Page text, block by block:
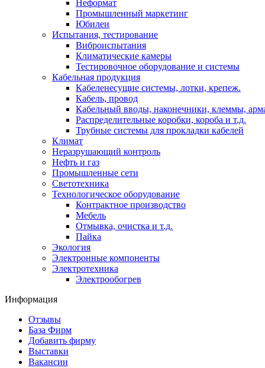
Неформат
Промышленный маркетинг
Юбилеи
Испытания, тестирование
Виброиспытания
Климатические камеры
Тестировочное оборудование и системы
Кабельная продукция
Кабеленесущие системы, лотки, крепеж.
Кабель, провод
Кабельный вводы, наконечники, клеммы,
Распределительные коробки, короба и т.д.
Трубные системы для прокладки кабелей
Климат
Неразрушающий контроль
Нефть и газ
Промышленные сети
Светотехника
Технологическое оборудование
Контрактное производство
Мебель
Отмывка, очистка и т.д.
Пайка
Экология
Электронные компоненты
Электротехника
Электрообогрев
Информация
Отзывы
База Фирм
Добавить фирму
Выставки
Вакансии